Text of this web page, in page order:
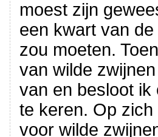
moest zijn
een kwart van
zou moeten.
van wilde
van en besloot ik
te keren. Op
voor wilde